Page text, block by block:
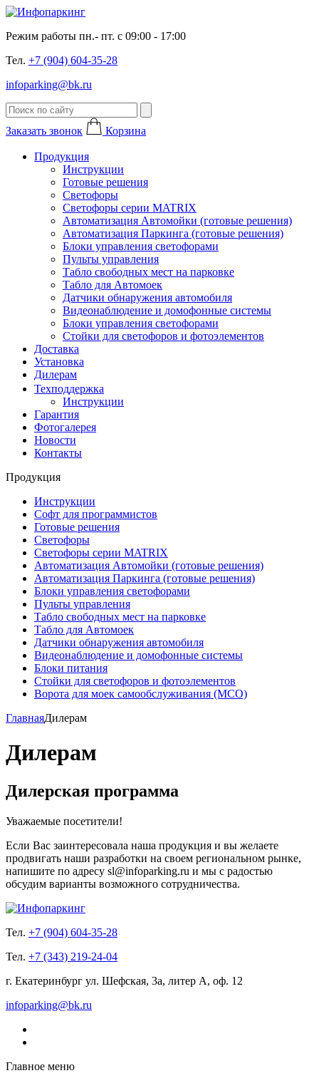
Режим работы пн.- пт. с 09:00 - 17:00
Тел. +7 (904) 604-35-28
infoparking@bk.ru
Заказать звонок Корзина
Продукция
Инструкции
Готовые решения
Светофоры
Светофоры серии MATRIX
Автоматизация Автомойки (готовые решения)
Автоматизация Паркинга (готовые решения)
Блоки управления светофорами
Пульты управления
Табло свободных мест на парковке
Табло для Автомоек
Датчики обнаружения автомобиля
Видеонаблюдение и домофонные системы
Блоки управления светофорами
Стойки для светофоров и фотоэлементов
Доставка
Установка
Дилерам
Техподдержка
Инструкции
Гарантия
Фотогалерея
Новости
Контакты
Продукция
Инструкции
Софт для программистов
Готовые решения
Светофоры
Светофоры серии MATRIX
Автоматизация Автомойки (готовые решения)
Автоматизация Паркинга (готовые решения)
Блоки управления светофорами
Пульты управления
Табло свободных мест на парковке
Табло для Автомоек
Датчики обнаружения автомобиля
Видеонаблюдение и домофонные системы
Блоки питания
Стойки для светофоров и фотоэлементов
Ворота для моек самообслуживания (МСО)
ГлавнаяДилерам
Дилерам
Дилерская программа
Уважаемые посетители!
Если Вас заинтересовала наша продукция и вы желаете
продвигать наши разработки на своем региональном рынке,
напишите по адресу sl@infoparking.ru и мы с радостью
обсудим варианты возможного сотрудничества.
Тел. +7 (904) 604-35-28
Тел. +7 (343) 219-24-04
г. Екатеринбург ул. Шефская, 3а, литер А, оф. 12
infoparking@bk.ru
Главное меню